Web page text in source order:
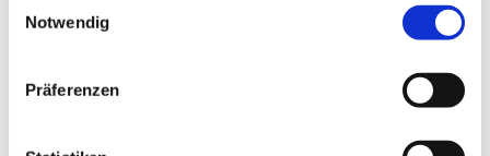
Notwendig
Präferenzen